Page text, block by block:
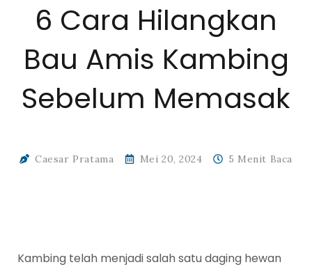
6 Cara Hilangkan
Bau Amis Kambing
Sebelum Memasak
Caesar Pratama Mei 20, 2024 5 Menit Baca
Kambing telah menjadi salah satu daging hewan